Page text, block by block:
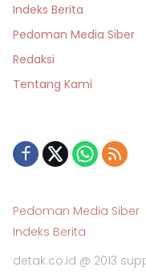
Indeks Berita
Pedoman Media Siber
Redaksi
Tentang Kami
Pedoman Media Siber
Indeks Berita
detak.co.id @ 2013